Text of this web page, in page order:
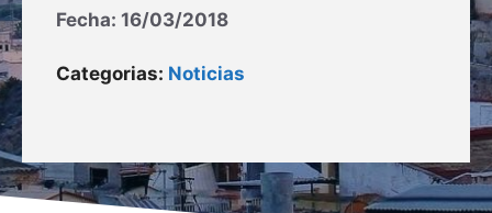
Fecha: 16/03/2018
Categorias: Noticias